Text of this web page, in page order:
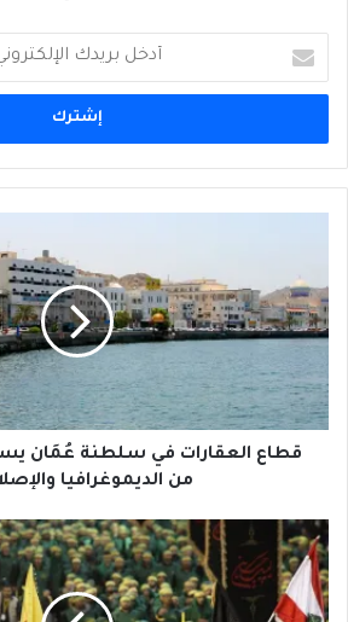
بريدك
الإلكتروني
سلطنة
عُمَان
إلى
الإستفادة
من
الديموغرافيا
قطاع العقارات في سلطنة عُمَان
من الديموغرافيا
له
أمرُ
البلد
ولغيرِه